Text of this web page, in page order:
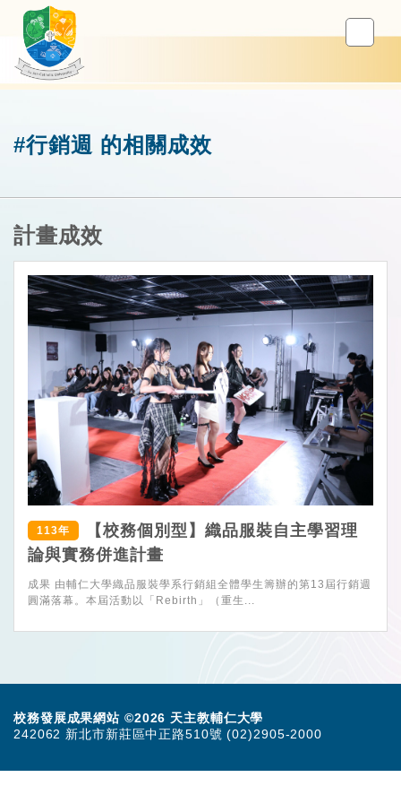
#行銷週 的相關成效
計畫成效
113年
【校務個別型】織品服裝自主學習理
論與實務併進計畫
成果 由輔仁大學織品服裝學系行銷組全體學生籌辦的第13屆行銷週
圓滿落幕。本屆活動以「Rebirth」（重生...
校務發展成果網站 ©2026 天主教輔仁大學
242062 新北市新莊區中正路510號 (02)2905-2000